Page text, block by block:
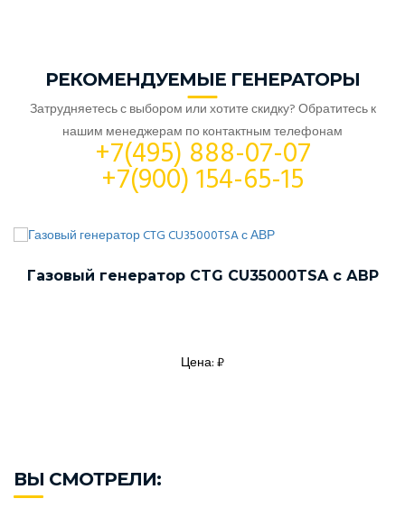
РЕКОМЕНДУЕМЫЕ ГЕНЕРАТОРЫ
Затрудняетесь с выбором или хотите скидку? Обратитесь к
нашим менеджерам по контактным телефонам
+7(495) 888-07-07
+7(900) 154-65-15
Газовый генератор CTG CU35000TSA с АВР
Цена: ₽
ВЫ СМОТРЕЛИ: